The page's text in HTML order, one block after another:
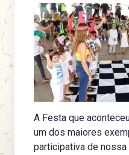
A Festa que
um dos maiores
participativa de